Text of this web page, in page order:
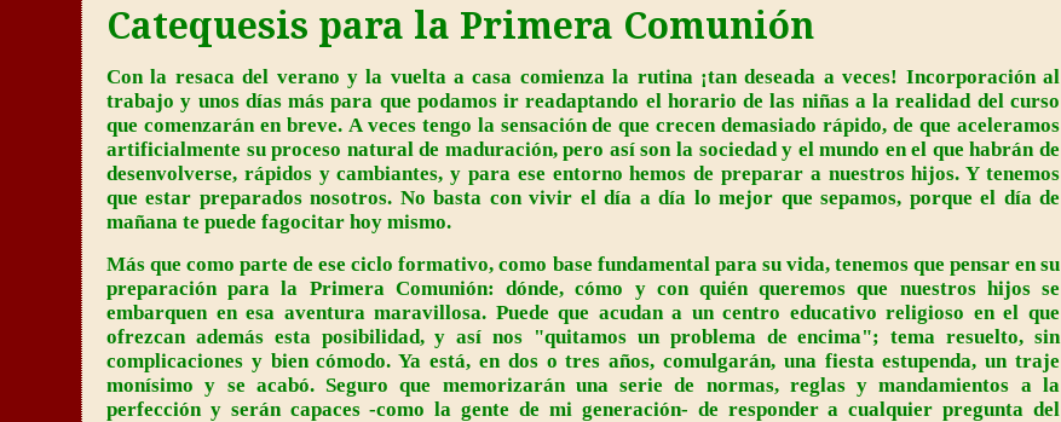
Catequesis para la Primera Comunión
Con la resaca del verano y la vuelta a casa comienza la rutina ¡tan deseada a veces! Incorporación al
trabajo y unos días más para que podamos ir readaptando el horario de las niñas a la realidad del curso
que comenzarán en breve. A veces tengo la sensación de que crecen demasiado rápido, de que aceleramos
artificialmente su proceso natural de maduración, pero así son la sociedad y el mundo en el que habrán de
desenvolverse, rápidos y cambiantes, y para ese entorno hemos de preparar a nuestros hijos. Y tenemos
que estar preparados nosotros. No basta con vivir el día a día lo mejor que sepamos, porque el día de
mañana te puede fagocitar hoy mismo.
Más que como parte de ese ciclo formativo, como base fundamental para su vida, tenemos que pensar en su
preparación para la Primera Comunión: dónde, cómo y con quién queremos que nuestros hijos se
embarquen en esa aventura maravillosa. Puede que acudan a un centro educativo religioso en el que
ofrezcan además esta posibilidad, y así nos "quitamos un problema de encima"; tema resuelto, sin
complicaciones y bien cómodo. Ya está, en dos o tres años, comulgarán, una fiesta estupenda, un traje
monísimo y se acabó. Seguro que memorizarán una serie de normas, reglas y mandamientos a la
perfección y serán capaces -como la gente de mi generación- de responder a cualquier pregunta del